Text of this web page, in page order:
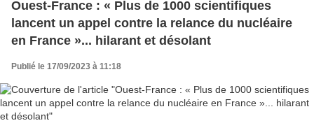
Ouest-France : « Plus de 1000 scientifiques
lancent un appel contre la relance du nucléaire
en France »... hilarant et désolant
Publié le 17/09/2023 à 11:18